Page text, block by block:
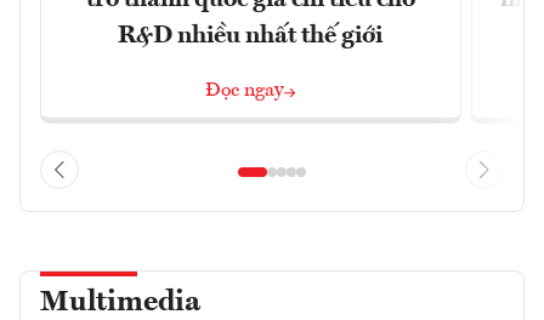
R&D nhiều nhất thế giới
Đọc ngay
Multimedia